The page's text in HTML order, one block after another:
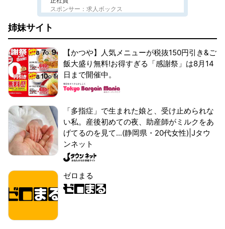
スポンサー：求人ボックス
姉妹サイト
【かつや】人気メニューが税抜150円引き&ご
飯大盛り無料!お得すぎる「感謝祭」は8月14
日まで開催中。
「多指症」で生まれた娘と、受け止められな
い私。産後初めての夜、助産師がミルクをあ
げてるのを見て...(静岡県・20代女性)|Jタウ
ンネット
ゼロまる